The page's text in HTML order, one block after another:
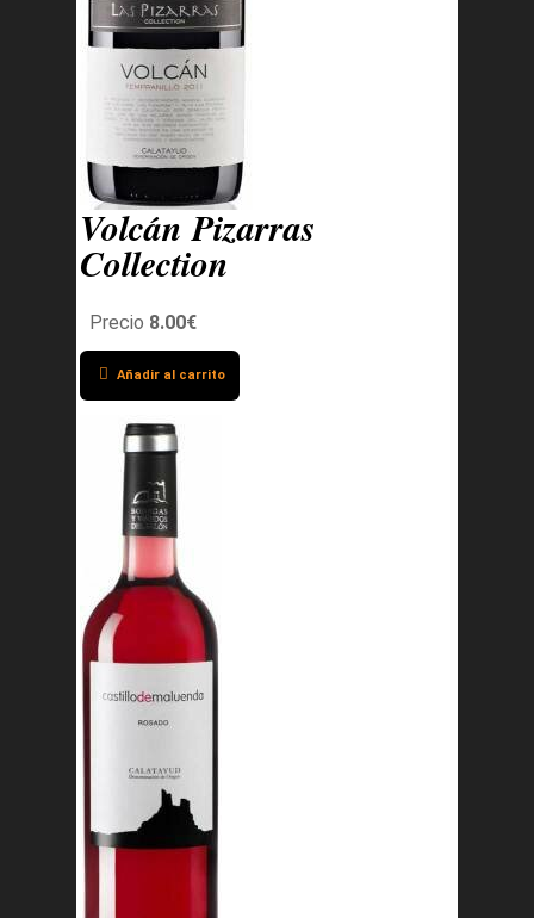
Volcán Pizarras
Collection
Precio 8.00€
Añadir al carrito